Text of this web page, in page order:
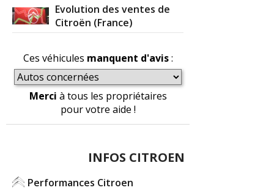
Evolution des ventes de
Citroën (France)
Ces véhicules manquent d'avis:
Merci à tous les propriétaires
pour votre aide !
INFOS CITROEN
Performances Citroen